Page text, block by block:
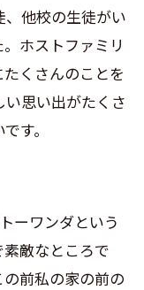
他校の生徒がい
ホストファミリ
くさんのことを
思い出がたくさ
す。
ーワンダという
敵なところで
前私の家の前の